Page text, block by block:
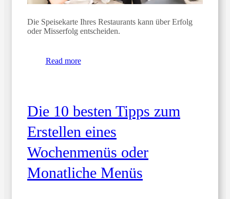
Die Speisekarte Ihres Restaurants kann über Erfolg
oder Misserfolg entscheiden.
Read more
Die 10 besten Tipps zum
Erstellen eines
Wochenmenüs oder
Monatliche Menüs